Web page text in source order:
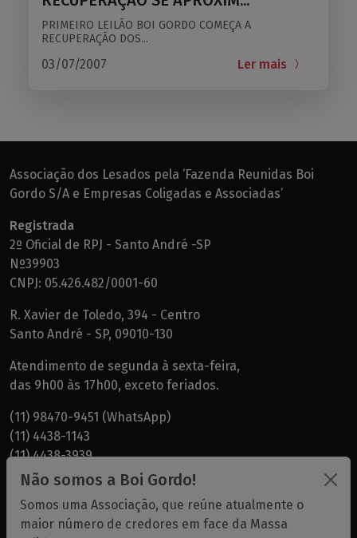
PRIMEIRO LEILÃO BOI GORDO COMEÇA A
RECUPERAÇÃO DOS...
03/07/2007 Ler mais
Associação dos Lesados pela ‘Fazenda Reunidas Boi
Gordo S/A e Empresas Coligadas e Associadas’
Registrada
2º Oficial de RPJ - Santo André -SP
Nº39903
CNPJ: 05.426.482/0001-60
R. Xavier de Toledo, 394 - Centro
Santo André - SP, 09010-130
Atendimento de segunda à sexta-feira,
das 9h00 às 17h00, exceto feriados.
(11) 98470-9451 (WhatsApp)
(11) 4438-1143
(11) 4438-3939
(11) 4438-7819
Dr. Garcia -albg@albg.com.br
Não somos a Boi Gordo!
Somos uma Associação, que reúne atualmente o
maior número de credores em face da Massa